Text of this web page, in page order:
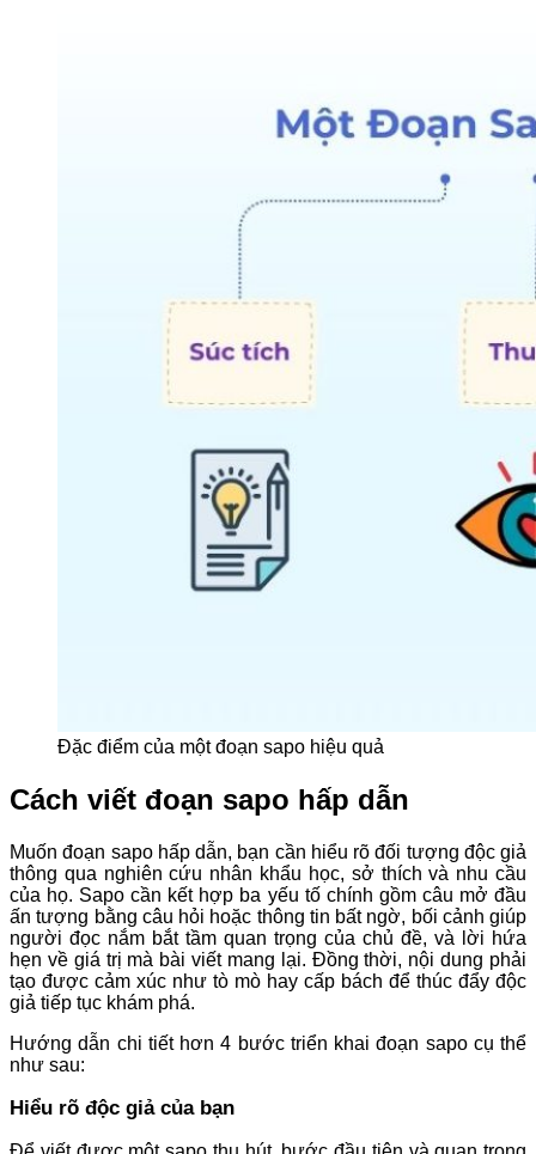
Đặc điểm của một đoạn sapo hiệu quả
Cách viết đoạn sapo hấp dẫn
Muốn đoạn sapo hấp dẫn, bạn cần hiểu rõ đối tượng độc giả
thông qua nghiên cứu nhân khẩu học, sở thích và nhu cầu
của họ. Sapo cần kết hợp ba yếu tố chính gồm câu mở đầu
ấn tượng bằng câu hỏi hoặc thông tin bất ngờ, bối cảnh giúp
người đọc nắm bắt tầm quan trọng của chủ đề, và lời hứa
hẹn về giá trị mà bài viết mang lại. Đồng thời, nội dung phải
tạo được cảm xúc như tò mò hay cấp bách để thúc đẩy độc
giả tiếp tục khám phá.
Hướng dẫn chi tiết hơn 4 bước triển khai đoạn sapo cụ thể
như sau:
Hiểu rõ độc giả của bạn